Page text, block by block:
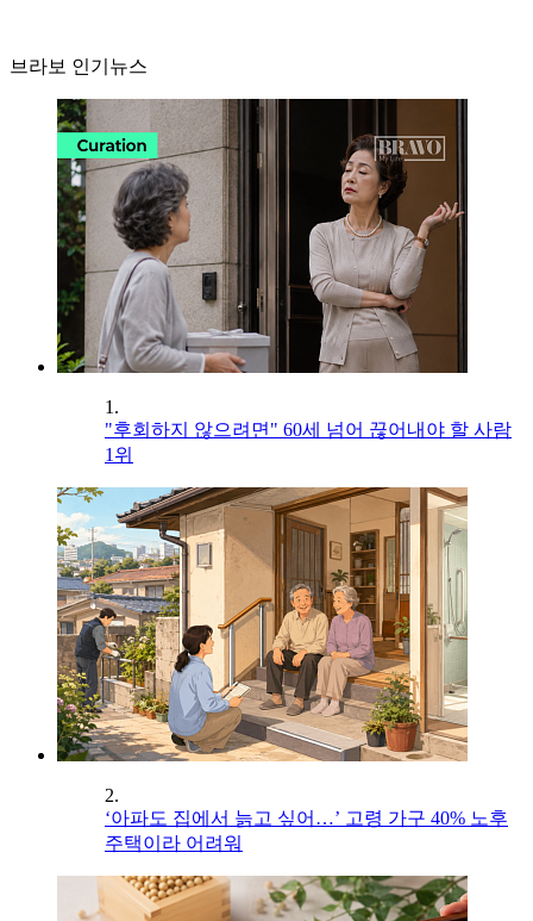
브라보 인기뉴스
1.
"후회하지 않으려면" 60세 넘어 끊어내야 할 사람
1위
2.
‘아파도 집에서 늙고 싶어…’ 고령 가구 40% 노후
주택이라 어려워